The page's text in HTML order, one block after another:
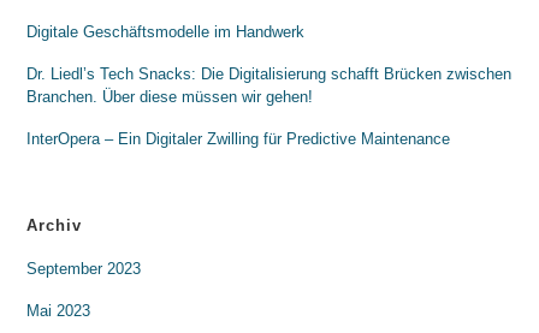
Digitale Geschäftsmodelle im Handwerk
Dr. Liedl’s Tech Snacks: Die Digitalisierung schafft Brücken zwischen
Branchen. Über diese müssen wir gehen!
InterOpera – Ein Digitaler Zwilling für Predictive Maintenance
Archiv
September 2023
Mai 2023